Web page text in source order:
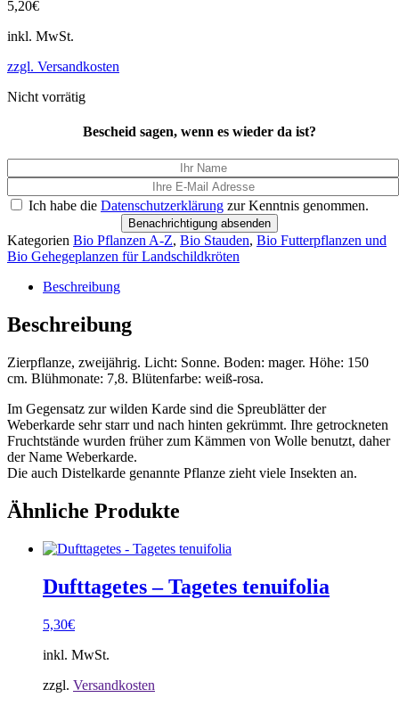
5,20€
inkl. MwSt.
zzgl. Versandkosten
Nicht vorrätig
Bescheid sagen, wenn es wieder da ist?
Ich habe die Datenschutzerklärung zur Kenntnis genommen.
Benachrichtigung absenden
Kategorien Bio Pflanzen A-Z, Bio Stauden, Bio Futterpflanzen und
Bio Gehegeplanzen für Landschildkröten
Beschreibung
Beschreibung
Zierpflanze, zweijährig. Licht: Sonne. Boden: mager. Höhe: 150
cm. Blühmonate: 7,8. Blütenfarbe: weiß-rosa.
Im Gegensatz zur wilden Karde sind die Spreublätter der
Weberkarde sehr starr und nach hinten gekrümmt. Ihre getrockneten
Fruchtstände wurden früher zum Kämmen von Wolle benutzt, daher
der Name Weberkarde.
Die auch Distelkarde genannte Pflanze zieht viele Insekten an.
Ähnliche Produkte
Dufttagetes – Tagetes tenuifolia
5,30€
inkl. MwSt.
zzgl. Versandkosten